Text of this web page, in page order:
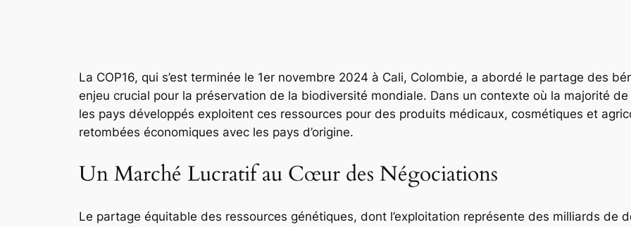
La COP16, qui s’est terminée le 1er novembre 2024 à Cali, Colombie, a abordé le partage des
enjeu crucial pour la préservation de la biodiversité mondiale. Dans un contexte où la majorité
les pays développés exploitent ces ressources pour des produits médicaux, cosmétiques et
retombées économiques avec les pays d’origine.
Un Marché Lucratif au Cœur des Négociations
Le partage équitable des ressources génétiques, dont l’exploitation représente des milliards de